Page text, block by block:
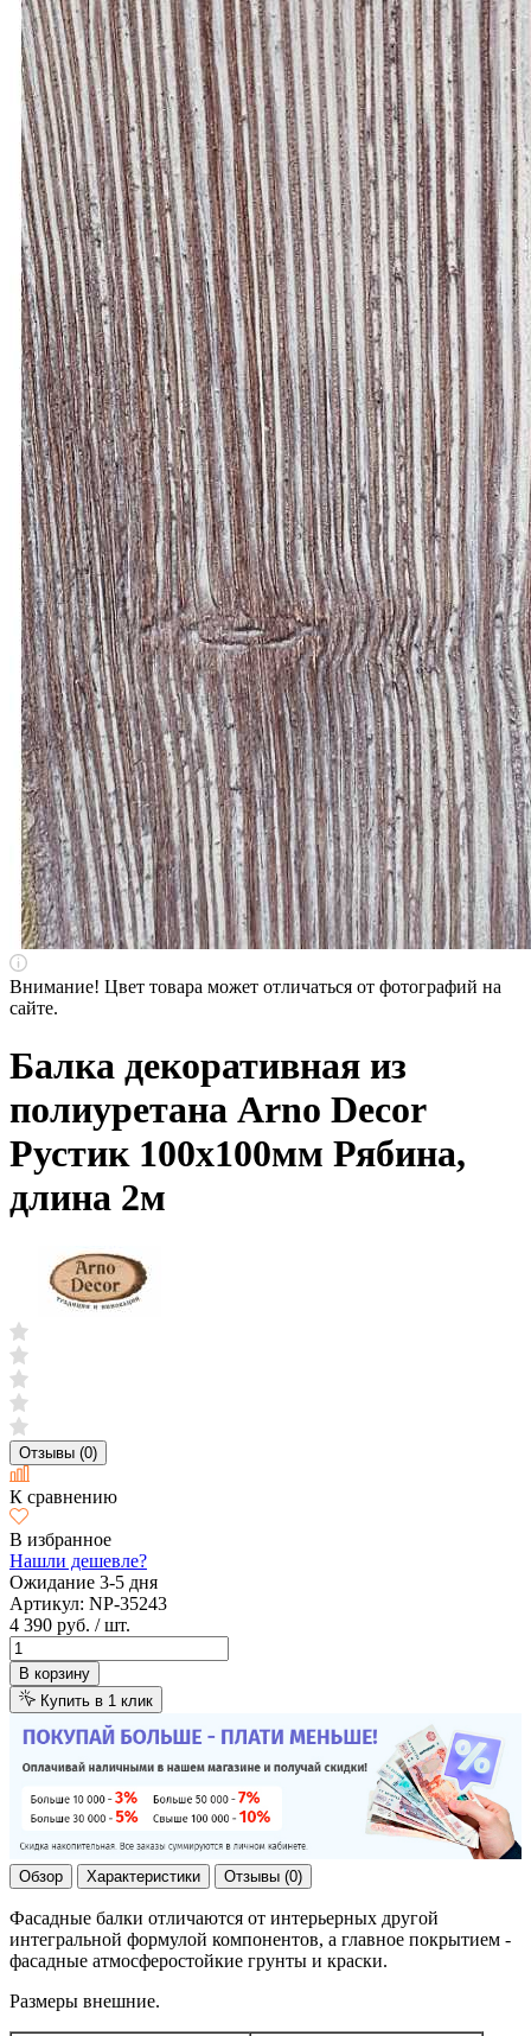
Внимание! Цвет товара может отличаться от фотографий на
сайте.
Балка декоративная из
полиуретана Arno Decor
Рустик 100х100мм Рябина,
длина 2м
Отзывы (0)
К сравнению
В избранное
Нашли дешевле?
Ожидание 3-5 дня
Артикул: NP-35243
4 390 руб. / шт.
В корзину
Купить в 1 клик
Обзор Характеристики Отзывы (0)
Фасадные балки отличаются от интерьерных другой
интегральной формулой компонентов, а главное покрытием -
фасадные атмосферостойкие грунты и краски.
Размеры внешние.